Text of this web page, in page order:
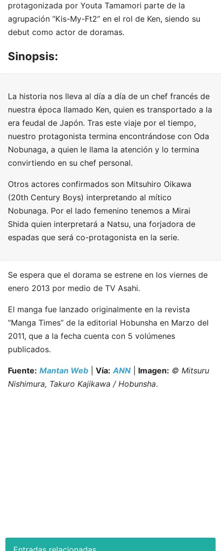
protagonizada por Youta Tamamori parte de la
agrupación “Kis-My-Ft2” en el rol de Ken, siendo su
debut como actor de doramas.
Sinopsis:
La historia nos lleva al día a día de un chef francés de
nuestra época llamado Ken, quien es transportado a la
era feudal de Japón. Tras este viaje por el tiempo,
nuestro protagonista termina encontrándose con Oda
Nobunaga, a quien le llama la atención y lo termina
convirtiendo en su chef personal.
Otros actores confirmados son Mitsuhiro Oikawa
(20th Century Boys) interpretando al mítico
Nobunaga. Por el lado femenino tenemos a Mirai
Shida quien interpretará a Natsu, una forjadora de
espadas que será co-protagonista en la serie.
Se espera que el dorama se estrene en los viernes de
enero 2013 por medio de TV Asahi.
El manga fue lanzado originalmente en la revista
“Manga Times” de la editorial Hobunsha en Marzo del
2011, que a la fecha cuenta con 5 volúmenes
publicados.
Fuente: Mantan Web Vía: ANN Imagen: © Mitsuru
Nishimura, Takuro Kajikawa / Hobunsha.